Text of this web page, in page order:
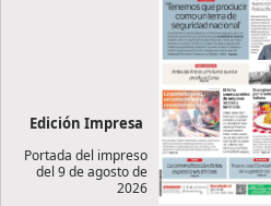
Edición Impresa
Portada del impreso
del 9 de agosto de
2026